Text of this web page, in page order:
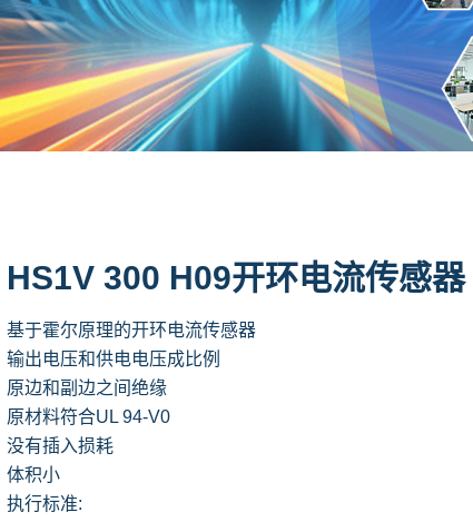
HS1V 300 H09开环电流传感器
基于霍尔原理的开环电流传感器
输出电压和供电电压成比例
原边和副边之间绝缘
原材料符合UL 94-V0
没有插入损耗
体积小
执行标准: